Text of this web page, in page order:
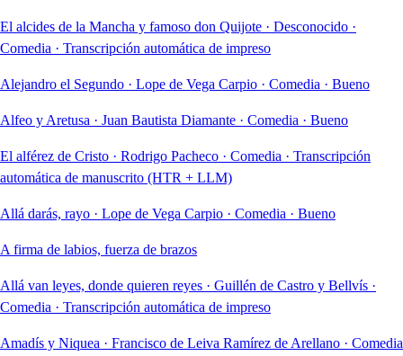
El alcides de la Mancha y famoso don Quijote · Desconocido ·
Comedia · Transcripción automática de impreso
Alejandro el Segundo · Lope de Vega Carpio · Comedia · Bueno
Alfeo y Aretusa · Juan Bautista Diamante · Comedia · Bueno
El alférez de Cristo · Rodrigo Pacheco · Comedia · Transcripción
automática de manuscrito (HTR + LLM)
Allá darás, rayo · Lope de Vega Carpio · Comedia · Bueno
A firma de labios, fuerza de brazos
Allá van leyes, donde quieren reyes · Guillén de Castro y Bellvís ·
Comedia · Transcripción automática de impreso
Amadís y Niquea · Francisco de Leiva Ramírez de Arellano · Comedia